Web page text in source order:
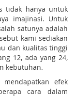
tidak hanya untuk
imajinasi. Untuk
satunya adalah
kami sediakan
dan kualitas tinggi
12, ada yang 24,
kebutuhan.
efek
cara dalam